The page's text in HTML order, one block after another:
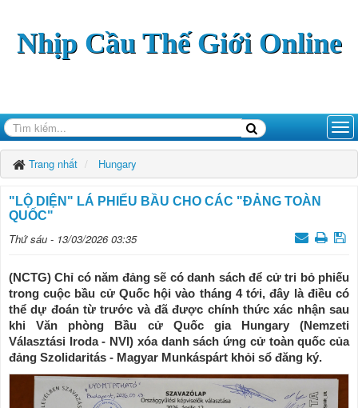
Nhịp Cầu Thế Giới Online
Trang nhất Hungary
"LỘ DIỆN" LÁ PHIẾU BẦU CHO CÁC "ĐẢNG TOÀN
QUỐC"
Thứ sáu - 13/03/2026 03:35
(NCTG) Chỉ có năm đảng sẽ có danh sách để cử tri bỏ phiếu
trong cuộc bầu cử Quốc hội vào tháng 4 tới, đây là điều có
thể dự đoán từ trước và đã được chính thức xác nhận sau
khi Văn phòng Bầu cử Quốc gia Hungary (Nemzeti
Választási Iroda - NVI) xóa danh sách ứng cử toàn quốc của
đảng Szolidaritás - Magyar Munkáspárt khỏi sổ đăng ký.